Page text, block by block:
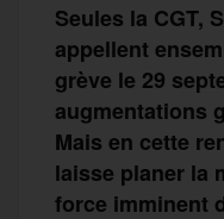
Seules la CGT,
appellent
grève le 29
augmentations
Mais en cette
laisse planer la
force imminent